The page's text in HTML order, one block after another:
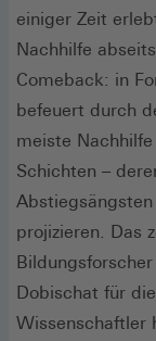
einiger Zeit
Nachhilfe
Comeback: in
befeuert durch
meiste
Schichten –
projizieren. Das
Dobischat für
Wissenschaftler